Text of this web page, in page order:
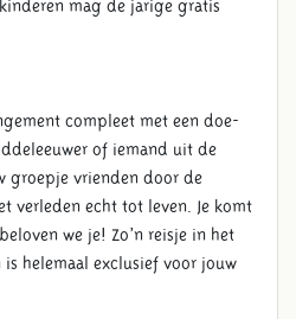
mag de jarige gratis
compleet met een doe-
of iemand uit de
groepje vrienden door de
verleden echt tot leven. Je komt
we je! Zo’n reisje in het
helemaal exclusief voor jouw